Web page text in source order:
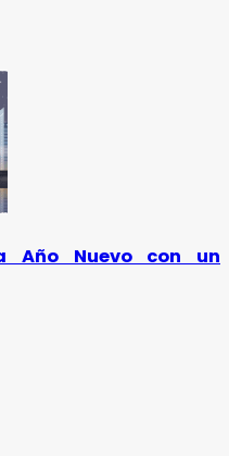
Año Nuevo con un